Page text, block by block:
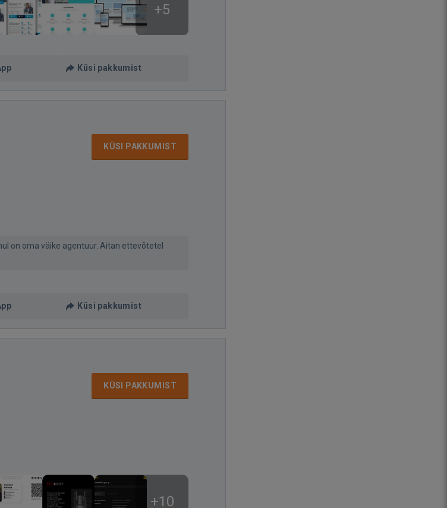
+5
Küsi pakkumist
KÜSI PAKKUMIST
on oma väike agentuur. Aitan ettevõtetel
Küsi pakkumist
KÜSI PAKKUMIST
+10